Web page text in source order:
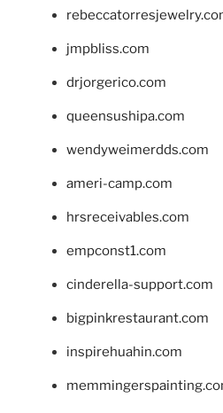
jmpbliss.com
drjorgerico.com
queensushipa.com
wendyweimerdds.com
ameri-camp.com
hrsreceivables.com
empconst1.com
cinderella-support.com
bigpinkrestaurant.com
inspirehuahin.com